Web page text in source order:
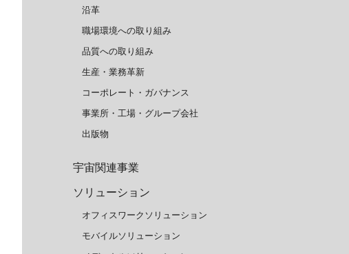
沿革
職場環境への取り組み
品質への取り組み
生産・業務革新
コーポレート・ガバナンス
事業所・工場・グループ会社
出版物
宇宙関連事業
ソリューション
オフィスワークソリューション
モバイルソリューション